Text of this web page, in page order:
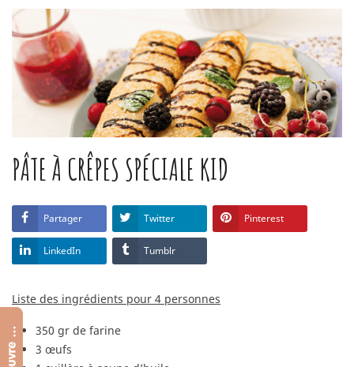
PÂTE À CRÊPES SPÉCIALE KID
Partager Twitter Pinterest
LinkedIn Tumblr
Liste des ingrédients pour 4 personnes
350 gr de farine
3 œufs